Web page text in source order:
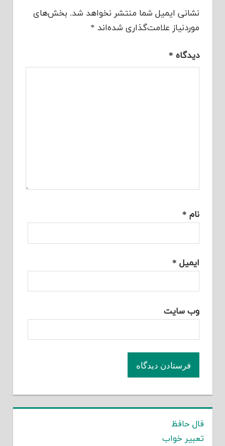
نشانی ایمیل شما منتشر نخواهد شد. بخش‌های
موردنیاز علامت‌گذاری شده‌اند *
دیدگاه *
نام *
ایمیل *
وب‌ سایت
فال حافظ
تعبیر خواب